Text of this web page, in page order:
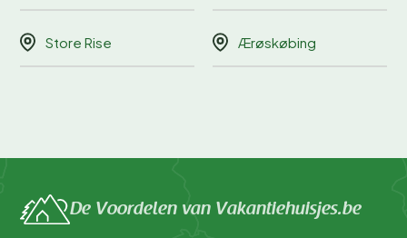
Store Rise Ærøskøbing
De Voordelen van Vakantiehuisjes.be